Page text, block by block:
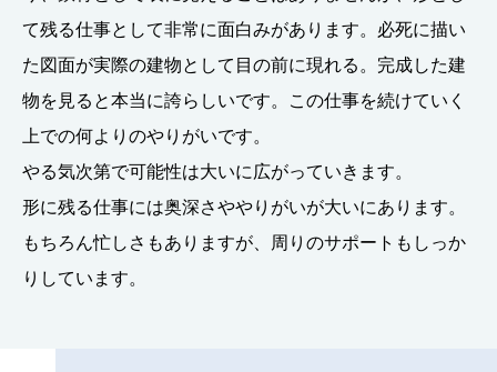
て残る仕事として非常に面白みがあります。必死に描い
た図面が実際の建物として目の前に現れる。完成した建
物を見ると本当に誇らしいです。この仕事を続けていく
上での何よりのやりがいです。
やる気次第で可能性は大いに広がっていきます。
形に残る仕事には奥深さややりがいが大いにあります。
もちろん忙しさもありますが、周りのサポートもしっか
りしています。